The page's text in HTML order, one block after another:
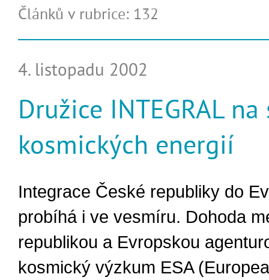
Článků v rubrice: 132
4. listopadu 2002
Družice INTEGRAL
kosmických energií
Integrace České republiky do
probíhá i ve vesmíru. Dohoda
republikou a Evropskou
kosmický výzkum ESA